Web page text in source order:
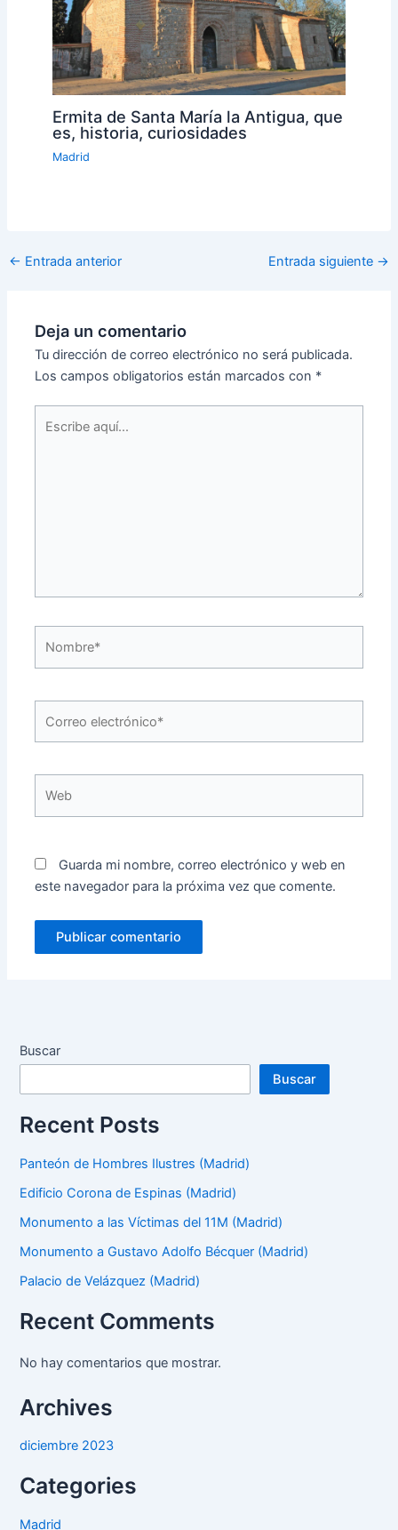
Ermita de Santa María la Antigua, que
es, historia, curiosidades
Madrid
← Entrada anterior Entrada siguiente →
Deja un comentario
Tu dirección de correo electrónico no será publicada.
Los campos obligatorios están marcados con *
electrónico*
Guarda mi nombre, correo electrónico y web en
este navegador para la próxima vez que comente.
Buscar
Buscar
Recent Posts
Panteón de Hombres Ilustres (Madrid)
Edificio Corona de Espinas (Madrid)
Monumento a las Víctimas del 11M (Madrid)
Monumento a Gustavo Adolfo Bécquer (Madrid)
Palacio de Velázquez (Madrid)
Recent Comments
No hay comentarios que mostrar.
Archives
diciembre 2023
Categories
Madrid